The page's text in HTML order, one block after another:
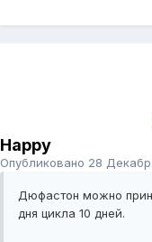
Happy
Опубликовано 28
Дюфастон можно
дня цикла 10 дней.